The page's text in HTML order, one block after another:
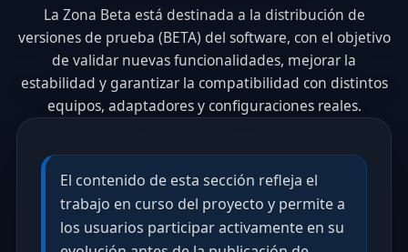
La Zona Beta está destinada a la distribución de
versiones de prueba (BETA) del software, con el objetivo
de validar nuevas funcionalidades, mejorar la
estabilidad y garantizar la compatibilidad con distintos
equipos, adaptadores y configuraciones reales.
El contenido de esta sección refleja el
trabajo en curso del proyecto y permite a
los usuarios participar activamente en su